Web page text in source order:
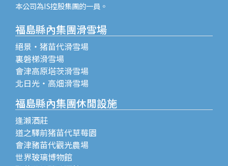
本公司為IS控股集團的一員。
福島縣內集團滑雪場
絕景・猪苗代滑雪場
裏磐梯滑雪場
會津高原塔茨滑雪場
北日光・高畑滑雪場
福島縣內集團休閒設施
逢瀨酒莊
道之驛前猪苗代草莓園
會津豬苗代觀光農場
世界玻璃博物館